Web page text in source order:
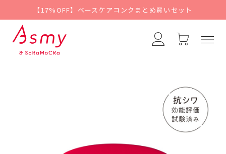
【17%OFF】ベースケアコンクまとめ買いセット